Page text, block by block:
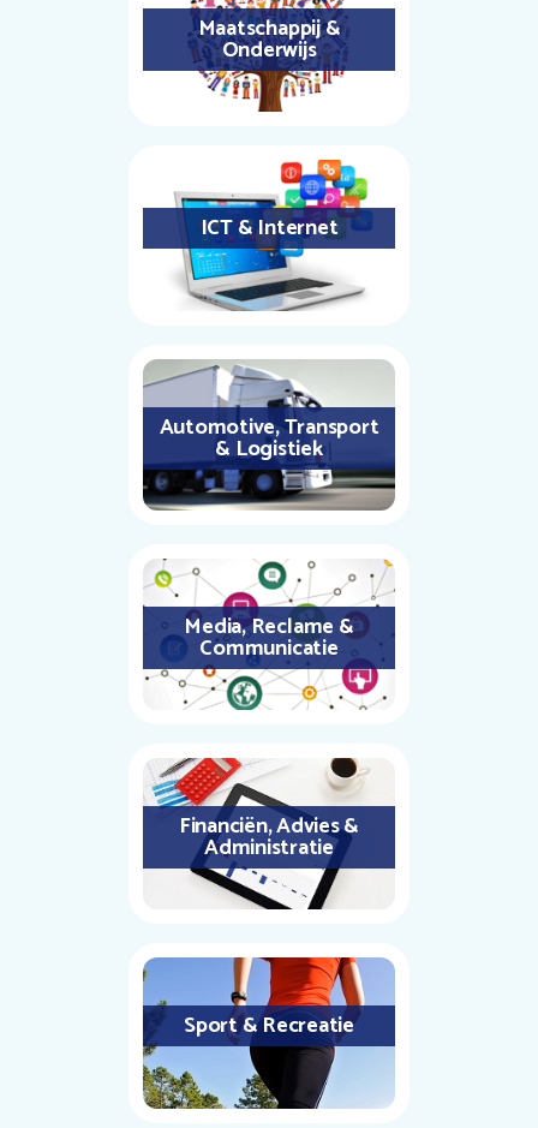
Maatschappij &
Onderwijs
ICT & Internet
Automotive, Transport
& Logistiek
Media, Reclame &
Communicatie
Financiën, Advies &
Administratie
Sport & Recreatie